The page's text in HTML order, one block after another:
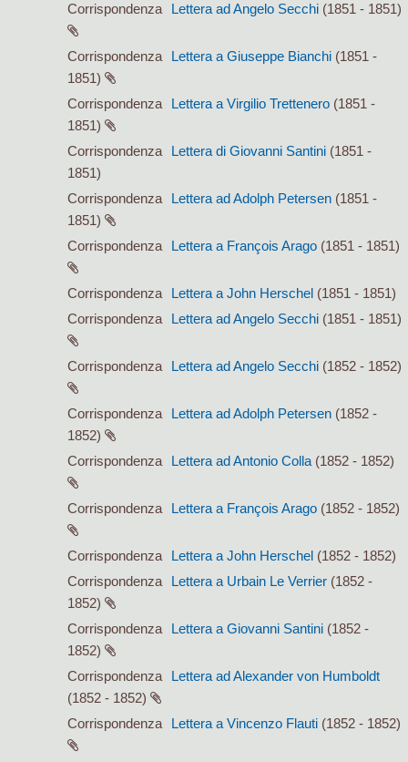
Corrispondenza
Lettera ad Angelo Secchi (1851 - 1851)
Corrispondenza Lettera a Giuseppe Bianchi (1851 -
1851)
Corrispondenza
Lettera a Virgilio Trettenero (1851 -
1851)
Corrispondenza
Lettera di Giovanni Santini (1851 -
1851)
Corrispondenza
Lettera ad Adolph Petersen (1851 -
1851)
Corrispondenza
Lettera a François Arago (1851 - 1851)
Corrispondenza Lettera a John Herschel (1851 - 1851)
Corrispondenza
Lettera ad Angelo Secchi (1851 - 1851)
Corrispondenza Lettera ad Angelo Secchi (1852 - 1852)
Corrispondenza Lettera ad Adolph Petersen (1852 -
1852)
Corrispondenza
Lettera ad Antonio Colla (1852 - 1852)
Corrispondenza Lettera a François Arago (1852 - 1852)
Corrispondenza Lettera a John Herschel (1852 - 1852)
Corrispondenza
Lettera a Urbain Le Verrier (1852 -
1852)
Corrispondenza
Lettera a Giovanni Santini (1852 -
1852)
Corrispondenza
Lettera ad Alexander von Humboldt
(1852 - 1852)
Corrispondenza
Lettera a Vincenzo Flauti (1852 - 1852)